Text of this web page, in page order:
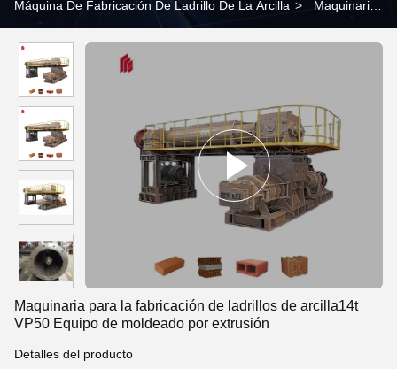
Máquina De Fabricación De Ladrillo De La Arcilla > Maquinaria
moldeado por extrusión
Maquinaria para la fabricación de ladrillos de arcilla14t
VP50 Equipo de moldeado por extrusión
Detalles del producto